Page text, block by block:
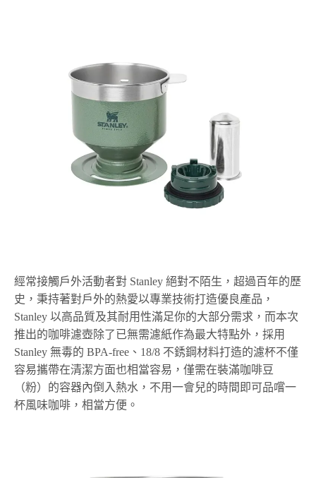
經常接觸戶外活動者對 Stanley 絕對不陌生，超過百年的歷
史，秉持著對戶外的熱愛以專業技術打造優良產品，
Stanley 以高品質及其耐用性滿足你的大部分需求，而本次
推出的咖啡濾壺除了已無需濾紙作為最大特點外，採用
Stanley 無毒的 BPA-free、18/8 不銹鋼材料打造的濾杯不僅
容易攜帶在清潔方面也相當容易，僅需在裝滿咖啡豆
（粉）的容器內倒入熱水，不用一會兒的時間即可品嚐一
杯風味咖啡，相當方便。